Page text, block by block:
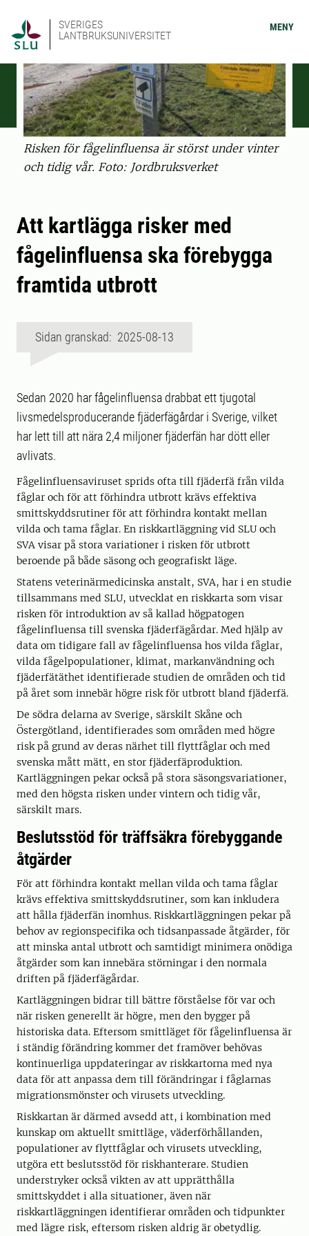
SVERIGES
LANTBRUKSUNIVERSITET
MENY
Risken för fågelinfluensa är störst under vinter
och tidig vår. Foto: Jordbruksverket
Att kartlägga risker med
fågelinfluensa ska förebygga
framtida utbrott
Sidan granskad: 2025-08-13
Sedan 2020 har fågelinfluensa drabbat ett tjugotal
livsmedelsproducerande fjäderfägårdar i Sverige, vilket
har lett till att nära 2,4 miljoner fjäderfän har dött eller
avlivats.
Fågelinfluensaviruset sprids ofta till fjäderfä från vilda
fåglar och för att förhindra utbrott krävs effektiva
smittskyddsrutiner för att förhindra kontakt mellan
vilda och tama fåglar. En riskkartläggning vid SLU och
SVA visar på stora variationer i risken för utbrott
beroende på både säsong och geografiskt läge.
Statens veterinärmedicinska anstalt, SVA, har i en studie
tillsammans med SLU, utvecklat en riskkarta som visar
risken för introduktion av så kallad högpatogen
fågelinfluensa till svenska fjäderfägårdar. Med hjälp av
data om tidigare fall av fågelinfluensa hos vilda fåglar,
vilda fågelpopulationer, klimat, markanvändning och
fjäderfätäthet identifierade studien de områden och tid
på året som innebär högre risk för utbrott bland fjäderfä.
De södra delarna av Sverige, särskilt Skåne och
Östergötland, identifierades som områden med högre
risk på grund av deras närhet till flyttfåglar och med
svenska mått mätt, en stor fjäderfäproduktion.
Kartläggningen pekar också på stora säsongsvariationer,
med den högsta risken under vintern och tidig vår,
särskilt mars.
Beslutsstöd för träffsäkra förebyggande
åtgärder
För att förhindra kontakt mellan vilda och tama fåglar
krävs effektiva smittskyddsrutiner, som kan inkludera
att hålla fjäderfän inomhus. Riskkartläggningen pekar på
behov av regionspecifika och tidsanpassade åtgärder, för
att minska antal utbrott och samtidigt minimera onödiga
åtgärder som kan innebära störningar i den normala
driften på fjäderfägårdar.
Kartläggningen bidrar till bättre förståelse för var och
när risken generellt är högre, men den bygger på
historiska data. Eftersom smittläget för fågelinfluensa är
i ständig förändring kommer det framöver behövas
kontinuerliga uppdateringar av riskkartorna med nya
data för att anpassa dem till förändringar i fåglarnas
migrationsmönster och virusets utveckling.
Riskkartan är därmed avsedd att, i kombination med
kunskap om aktuellt smittläge, väderförhållanden,
populationer av flyttfåglar och virusets utveckling,
utgöra ett beslutsstöd för riskhanterare. Studien
understryker också vikten av att upprätthålla
smittskyddet i alla situationer, även när
riskkartläggningen identifierar områden och tidpunkter
med lägre risk, eftersom risken aldrig är obetydlig.